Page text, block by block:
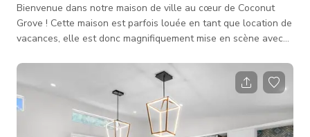
Bienvenue dans notre maison de ville au cœur de Coconut
Grove ! Cette maison est parfois louée en tant que location de
vacances, elle est donc magnifiquement mise en scène avec
spacieuse, dans un quartier très convivial. 3 chambres (toutes
situées au 2e étage), avec une chambre principale
surdimensionnée disposant de son propre balcon personnel.
Style unique et propre. Vous êtes à distance de marche de
nombreux restaurants, bar